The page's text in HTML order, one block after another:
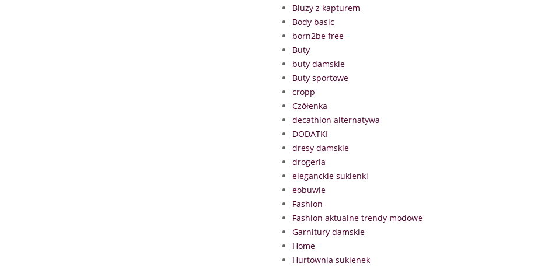
Bluzy z kapturem
Body basic
born2be free
Buty
buty damskie
Buty sportowe
cropp
Czółenka
decathlon alternatywa
DODATKI
dresy damskie
drogeria
eleganckie sukienki
eobuwie
Fashion
Fashion aktualne trendy modowe
Garnitury damskie
Home
Hurtownia sukienek